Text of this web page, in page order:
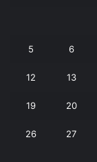
5 6
12 13
19 20
26 27